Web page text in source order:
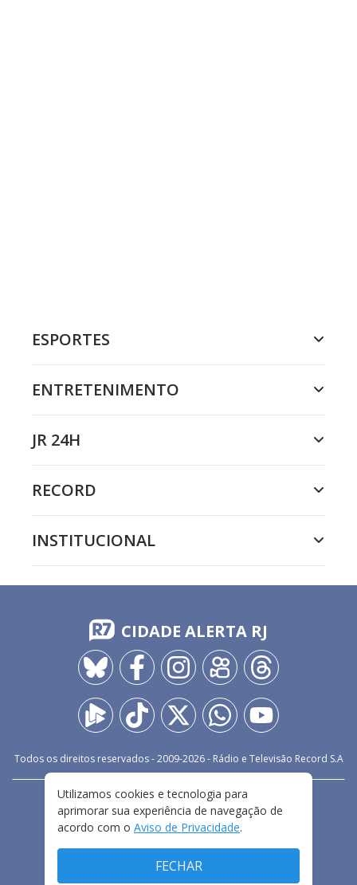
ESPORTES
ENTRETENIMENTO
JR 24H
RECORD
INSTITUCIONAL
CIDADE ALERTA RJ
Todos os direitos reservados - 2009-2026- Rádio e Televisão Record S.A
FALE CONOSCO
PRIVACIDADE
TERMOS E CONDIÇÕES DE USO
Utilizamos cookies e tecnologia para
aprimorar sua experiência de navegação de
acordo com o Aviso de Privacidade.
FECHAR